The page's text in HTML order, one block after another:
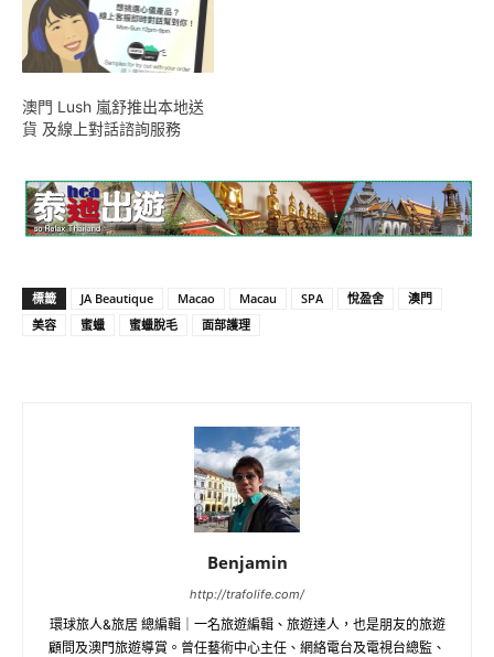
澳門 Lush 嵐舒推出本地送
貨 及線上對話諮詢服務
標籤 JA Beautique Macao Macau SPA 悅盈舍
澳門
美容
蜜蠟 蜜蠟脫毛 面部護理
Benjamin
http://trafolife.com/
環球旅人&旅居 總編輯｜一名旅遊編輯、旅遊達人，也是朋友的旅遊
顧問及澳門旅遊導賞。曾任藝術中心主任、網絡電台及電視台總監、